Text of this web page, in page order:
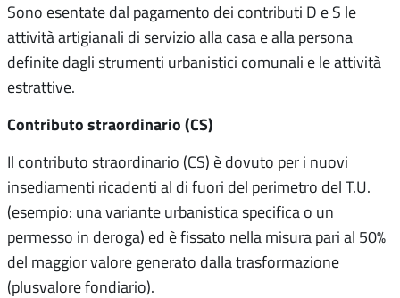
Sono esentate dal pagamento dei contributi D e S le
attività artigianali di servizio alla casa e alla persona
definite dagli strumenti urbanistici comunali e le attività
estrattive.
Contributo straordinario (CS)
Il contributo straordinario (CS) è dovuto per i nuovi
insediamenti ricadenti al di fuori del perimetro del T.U.
(esempio: una variante urbanistica specifica o un
permesso in deroga) ed è fissato nella misura pari al 50%
del maggior valore generato dalla trasformazione
(plusvalore fondiario).